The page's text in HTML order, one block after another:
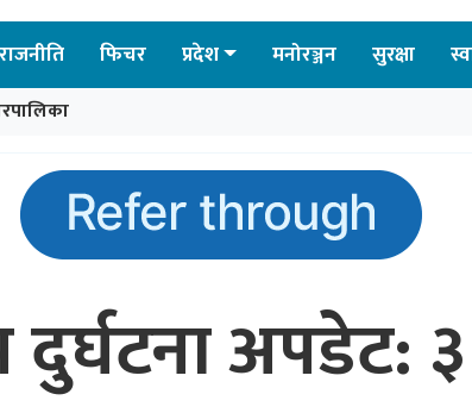
राजनीति फिचर प्रदेश मनोरञ्जन सुरक्षा
दुर्घटना अपडेट: